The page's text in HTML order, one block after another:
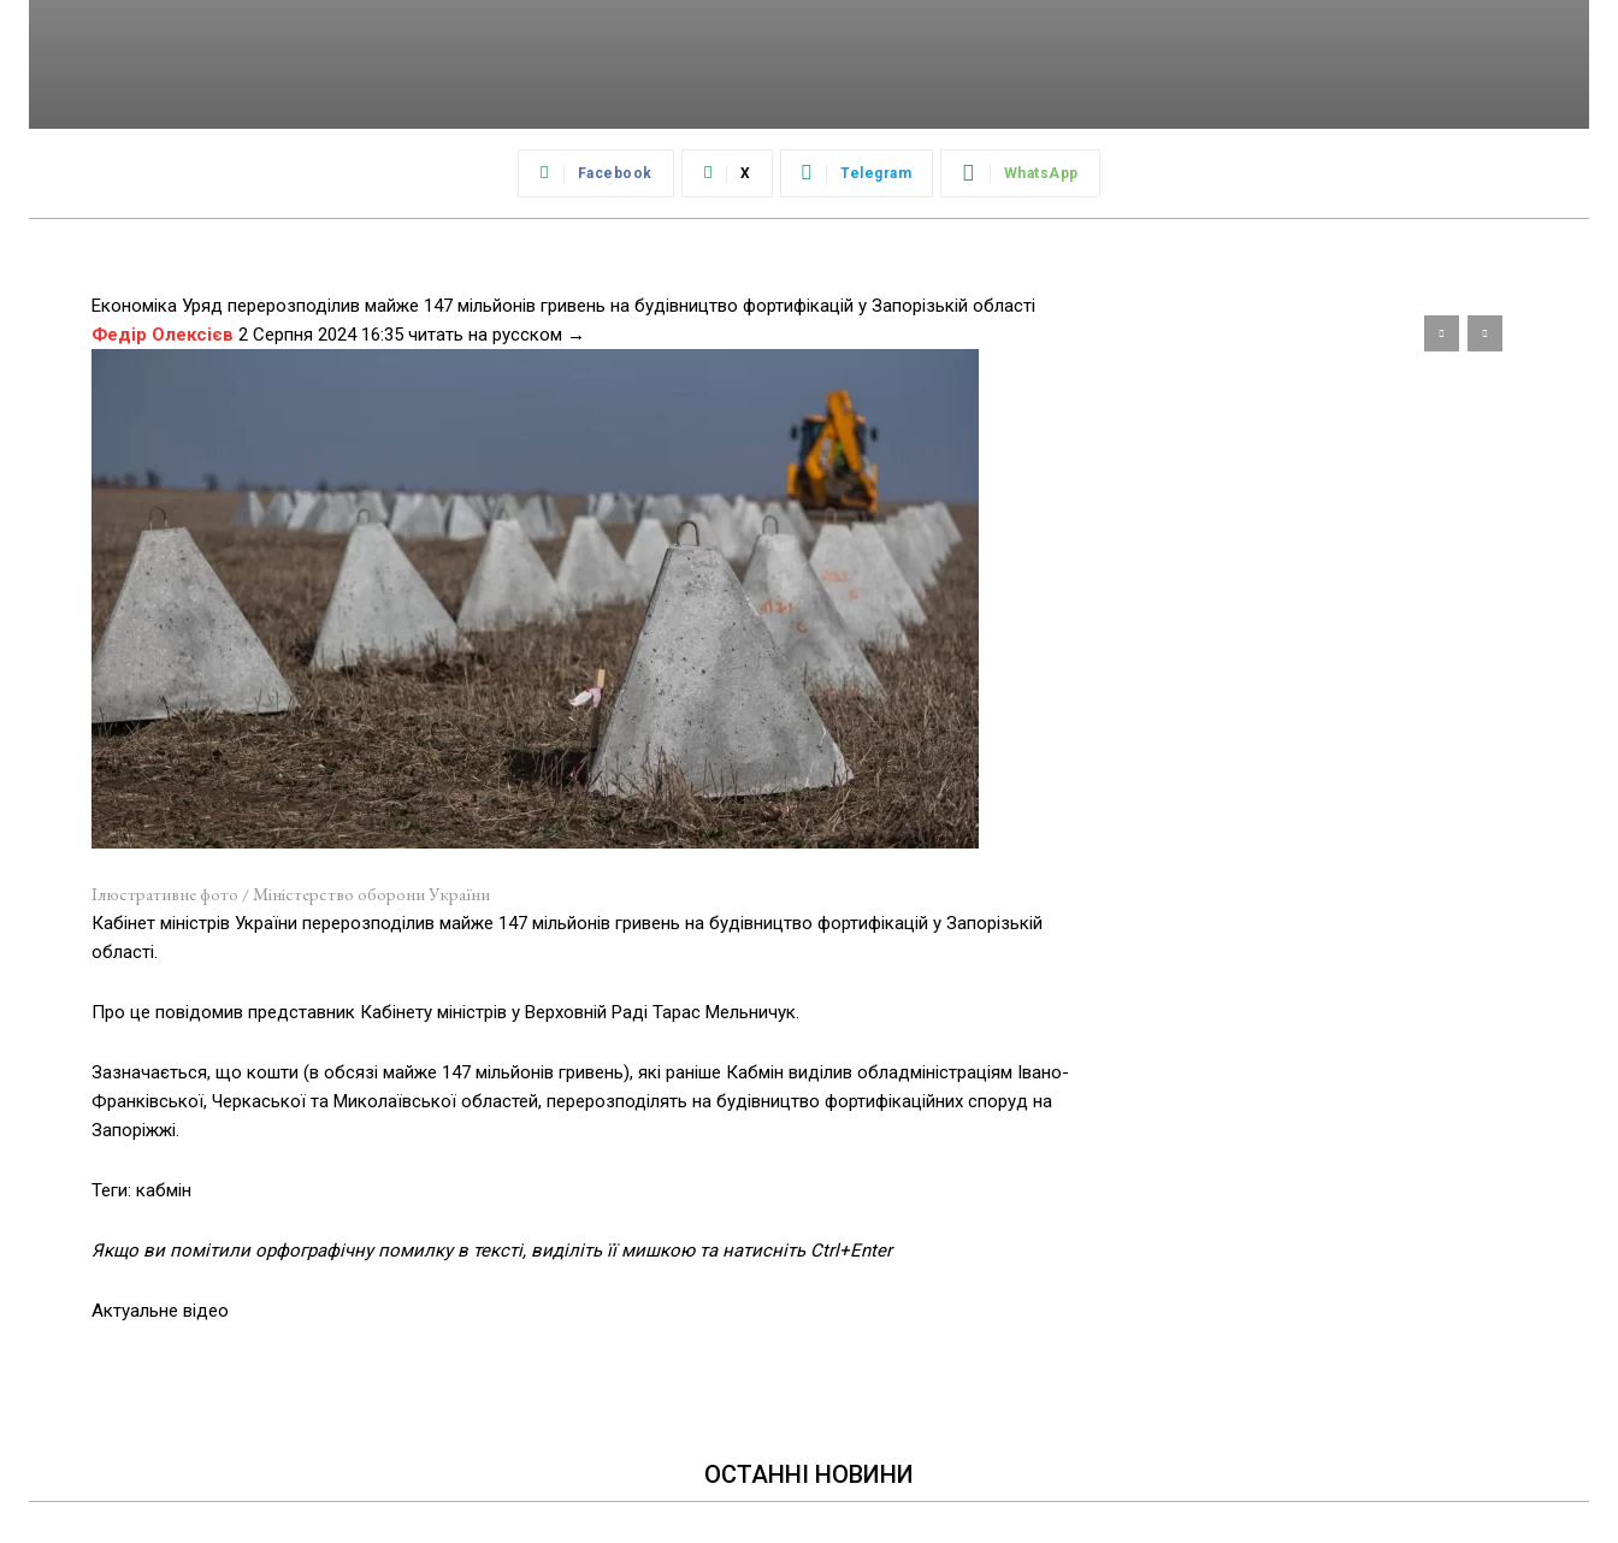
Facebook X Telegram WhatsApp
Економіка Уряд перерозподілив майже 147 мільйонів гривень на будівництво фортифікацій у Запорізькій області
Федір Олексієв 2 Серпня 2024 16:35 читать на русском →
Ілюстративне фото / Міністерство оборони України
Кабінет міністрів України перерозподілив майже 147 мільйонів гривень на будівництво фортифікацій у Запорізькій
області.
Про це повідомив представник Кабінету міністрів у Верховній Раді Тарас Мельничук.
Зазначається, що кошти (в обсязі майже 147 мільйонів гривень), які раніше Кабмін виділив обладміністраціям Івано-
Франківської, Черкаської та Миколаївської областей, перерозподілять на будівництво фортифікаційних споруд на
Запоріжжі.
Теги: кабмін
Якщо ви помітили орфографічну помилку в тексті, виділіть її мишкою та натисніть Ctrl+Enter
Актуальне відео
ОСТАННІ НОВИНИ